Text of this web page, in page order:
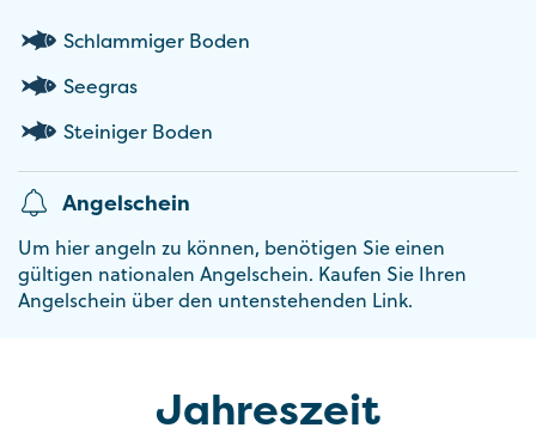
Schlammiger Boden
Seegras
Steiniger Boden
Angelschein
Um hier angeln zu können, benötigen Sie einen
gültigen nationalen Angelschein. Kaufen Sie Ihren
Angelschein über den untenstehenden Link.
Jahreszeit